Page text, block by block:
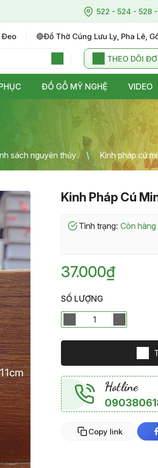
522 - 524 - 528
Đeo 🔴đồ Thờ Cúng Lưu Ly, Pha Lê,
THEO DÕI
ĐỒ GỖ MỸ NGHỆ VIDEO
sách nguyên thủy Kinh pháp cú
Kinh Pháp Cú
Tình trạng: Còn hàng
37.000₫
SỐ LƯỢNG
Hotline
Copy link